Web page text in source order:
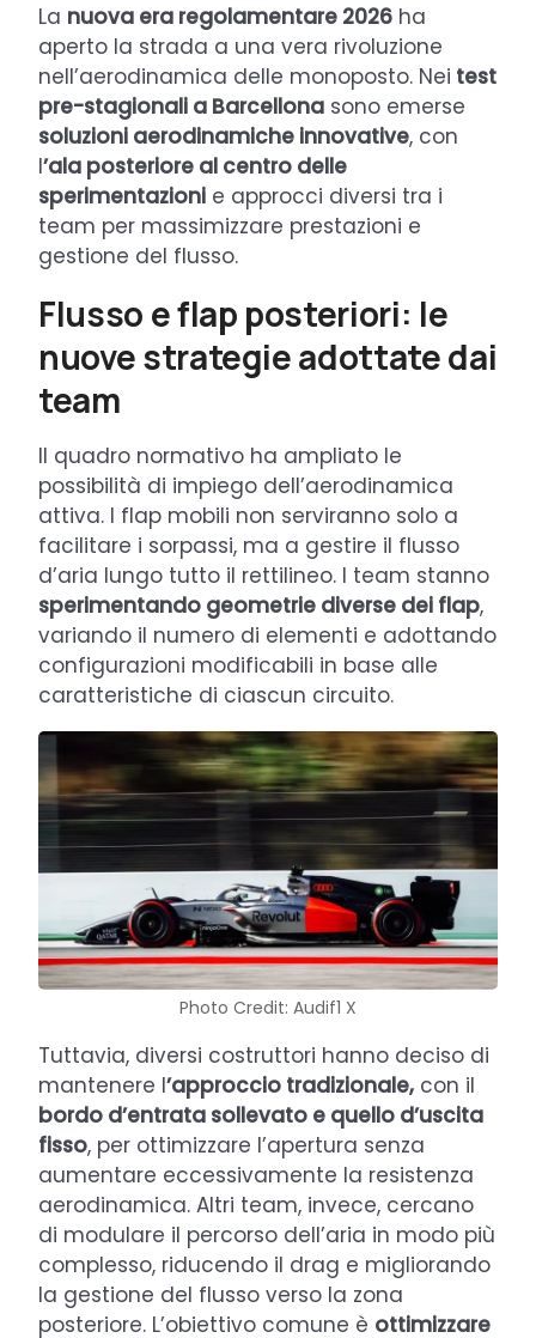
La nuova era regolamentare 2026 ha
aperto la strada a una vera rivoluzione
nell’aerodinamica delle monoposto. Nei test
pre-stagionali a Barcellona sono emerse
soluzioni aerodinamiche innovative, con
l’ala posteriore al centro delle
sperimentazioni e approcci diversi tra i
team per massimizzare prestazioni e
gestione del flusso.
Flusso e flap posteriori: le
nuove strategie adottate dai
team
Il quadro normativo ha ampliato le
possibilità di impiego dell’aerodinamica
attiva. I flap mobili non serviranno solo a
facilitare i sorpassi, ma a gestire il flusso
d’aria lungo tutto il rettilineo. I team stanno
sperimentando geometrie diverse dei flap,
variando il numero di elementi e adottando
configurazioni modificabili in base alle
caratteristiche di ciascun circuito.
Photo Credit: Audif1 X
Tuttavia, diversi costruttori hanno deciso di
mantenere l’approccio tradizionale, con il
bordo d’entrata sollevato e quello d’uscita
fisso, per ottimizzare l’apertura senza
aumentare eccessivamente la resistenza
aerodinamica. Altri team, invece, cercano
di modulare il percorso dell’aria in modo più
complesso, riducendo il drag e migliorando
la gestione del flusso verso la zona
posteriore. L’obiettivo comune è ottimizzare